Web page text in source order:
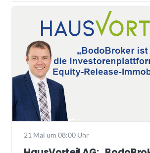
21 Mai um 08:00 Uhr